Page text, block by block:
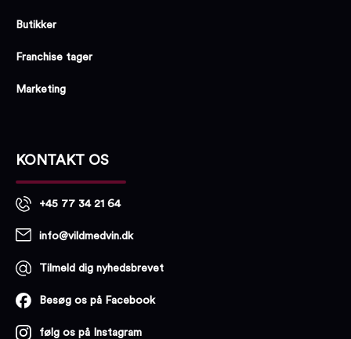
Butikker
Franchise tager
Marketing
KONTAKT OS
+45 77 34 21 64
info@vildmedvin.dk
Tilmeld dig nyhedsbrevet
Besøg os på Facebook
følg os på Instagram